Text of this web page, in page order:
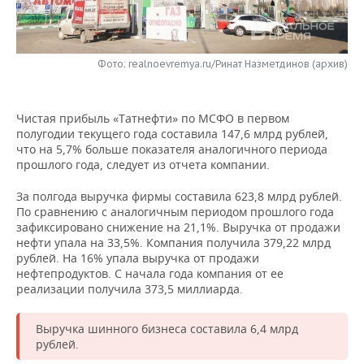
НЕФТЕХИМИЯ
НЕФТЬ
ЭНЕРГЕТИКА
РОЗНИЧНАЯ ТОРГОВЛЯ
НОВОСТИ ТЕХНОЛОГИЙ
ТЕЛЕКОММУНИКАЦИИ
МЕРОПРИЯТИЯ
НОВОСТИ МЕРОПРИЯТИЙ
БИЗНЕС-БРАНЧИ
ОТКРЫТАЯ ЛЕКЦИЯ
ФУТБОЛ
БАСКЕТБОЛ
ВОЛЕЙБОЛ
КИБЕРСПОРТ
ФИГУРНОЕ КАТАНИЕ
НОВОСТИ ОБЩЕСТВА
ИНФРАСТРУКТУРА
ИСТОРИЯ
КУЛЬТУРА
МЕДИЦИНА
ФОТОГАЛЕРЕЯ
СПРАВОЧНИК
СПИСОК ПЕРСОН
СПИСОК КОМПАНИЙ
ПОЛНАЯ ВЕРСИЯ
Фото: realnoevremya.ru/Ринат Назметдинов (архив)
Чистая прибыль «Татнефти» по МСФО в первом
полугодии текущего года составила 147,6 млрд рублей,
что на 5,7% больше показателя аналогичного периода
прошлого года, следует из отчета компании.
За полгода выручка фирмы составила 623,8 млрд рублей.
По сравнению с аналогичным периодом прошлого года
зафиксировано снижение на 21,1%. Выручка от продажи
нефти упала на 33,5%. Компания получила 379,22 млрд
рублей. На 16% упала выручка от продажи
нефтепродуктов. С начала года компания от ее
реализации получила 373,5 миллиарда.
Выручка шинного бизнеса составила 6,4 млрд
рублей.